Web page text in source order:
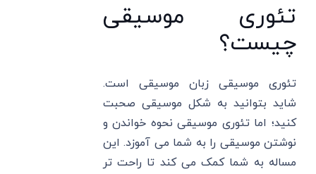
تئوری موسیقی
چیست؟
تئوری موسیقی زبان موسیقی است.
شاید بتوانید به شکل موسیقی صحبت
کنید؛ اما تئوری موسیقی نحوه خواندن و
نوشتن موسیقی را به شما می آموزد. این
مساله به شما کمک می کند تا راحت تر